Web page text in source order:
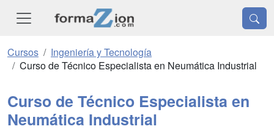
Cursos
Ingeniería y Tecnología
Curso de Técnico Especialista en Neumática Industrial
Curso de Técnico Especialista en
Neumática Industrial